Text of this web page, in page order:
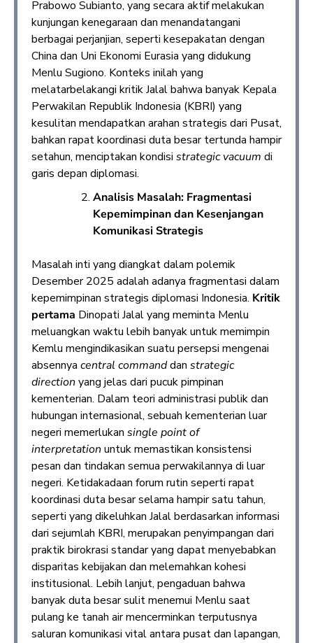
Prabowo Subianto, yang secara aktif melakukan
kunjungan kenegaraan dan menandatangani
berbagai perjanjian, seperti kesepakatan dengan
China dan Uni Ekonomi Eurasia yang didukung
Menlu Sugiono. Konteks inilah yang
melatarbelakangi kritik Jalal bahwa banyak Kepala
Perwakilan Republik Indonesia (KBRI) yang
kesulitan mendapatkan arahan strategis dari Pusat,
bahkan rapat koordinasi duta besar tertunda hampir
setahun, menciptakan kondisi strategic vacuum di
garis depan diplomasi.
Analisis Masalah: Fragmentasi
Kepemimpinan dan Kesenjangan
Komunikasi Strategis
Masalah inti yang diangkat dalam polemik
Desember 2025 adalah adanya fragmentasi dalam
kepemimpinan strategis diplomasi Indonesia. Kritik
pertama Dinopati Jalal yang meminta Menlu
meluangkan waktu lebih banyak untuk memimpin
Kemlu mengindikasikan suatu persepsi mengenai
absennya central commanddan strategic
direction yang jelas dari pucuk pimpinan
kementerian. Dalam teori administrasi publik dan
hubungan internasional, sebuah kementerian luar
negeri memerlukan single point of
interpretation untuk memastikan konsistensi
pesan dan tindakan semua perwakilannya di luar
negeri. Ketidakadaan forum rutin seperti rapat
koordinasi duta besar selama hampir satu tahun,
seperti yang dikeluhkan Jalal berdasarkan informasi
dari sejumlah KBRI, merupakan penyimpangan dari
praktik birokrasi standar yang dapat menyebabkan
disparitas kebijakan dan melemahkan kohesi
institusional. Lebih lanjut, pengaduan bahwa
banyak duta besar sulit menemui Menlu saat
pulang ke tanah air mencerminkan terputusnya
saluran komunikasi vital antara pusat dan lapangan,